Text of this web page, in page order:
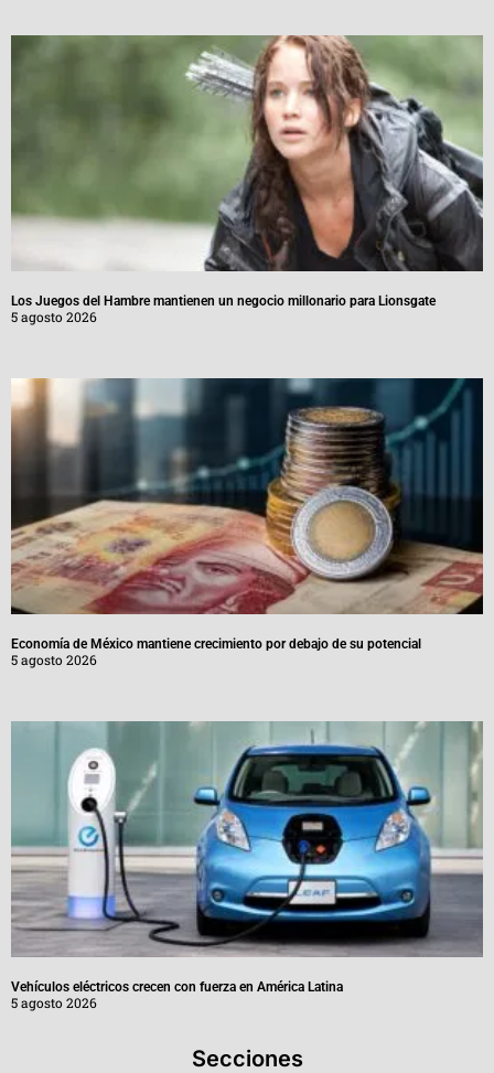
Los Juegos del Hambre mantienen un negocio millonario para Lionsgate
5 agosto 2026
Economía de México mantiene crecimiento por debajo de su potencial
5 agosto 2026
Vehículos eléctricos crecen con fuerza en América Latina
5 agosto 2026
Secciones